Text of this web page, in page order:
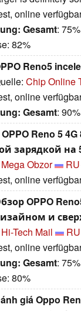
online
Gesamt:
82%
Reno5
Chip Online
online
Gesamt: 90%
Reno 5
зарядкой на
Mega Obzor
online
OPPO
и
Hi-Tech Mail
online
Gesamt:
80%
giá Oppo